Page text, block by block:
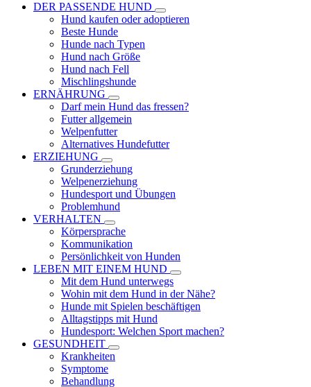
DER PASSENDE HUND
Hund kaufen oder adoptieren
Beste Hunde
Hunde nach Typen
Hund nach Größe
Hund nach Fell
Mischlingshunde
ERNÄHRUNG
Darf mein Hund das fressen?
Futter allgemein
Welpenfutter
Alternatives Hundefutter
ERZIEHUNG
Grunderziehung
Welpenerziehung
Hundesport und Übungen
Problemhund
VERHALTEN
Körpersprache
Kommunikation
Persönlichkeit von Hunden
LEBEN MIT EINEM HUND
Mit dem Hund unterwegs
Wohin mit dem Hund in der Nähe?
Hunde mit Spielen beschäftigen
Alltagstipps mit Hund
Hundesport: Welchen Sport machen?
GESUNDHEIT
Krankheiten
Symptome
Behandlung